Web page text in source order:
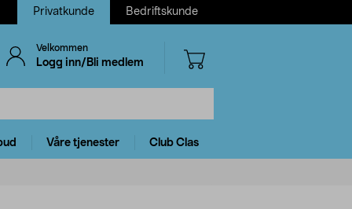
Privatkunde Bedriftskunde
Velkommen
Logg inn/Bli medlem
Våre tjenester Club Clas